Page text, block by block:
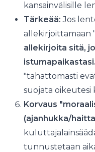
kansainvälisille
Tärkeää: Jos
allekirjoittamaan
allekirjoita sitä,
istumapaikastasi.
"tahattomasti
suojata oikeutesi
Korvaus
(ajanhukka/
tunnustetaan